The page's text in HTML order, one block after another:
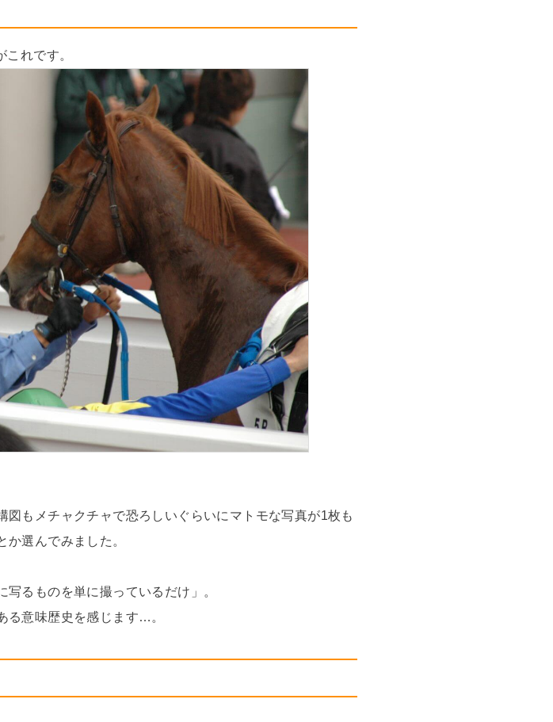
れです。
もメチャクチャで恐ろしいぐらいにマトモな写真が1枚も
選んでみました。
るものを単に撮っているだけ」。
る意味歴史を感じます…。